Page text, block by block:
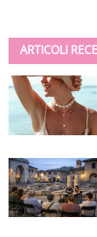
ARTICOLI